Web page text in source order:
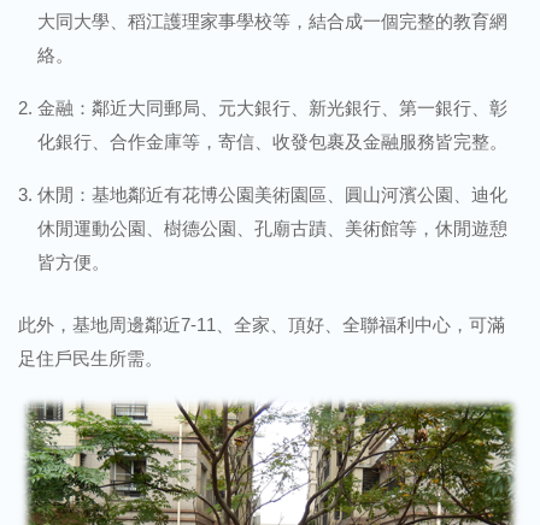
大同大學、稻江護理家事學校等，結合成一個完整的教育網
絡。
金融：鄰近大同郵局、元大銀行、新光銀行、第一銀行、彰
化銀行、合作金庫等，寄信、收發包裹及金融服務皆完整。
休閒：基地鄰近有花博公園美術園區、圓山河濱公園、迪化
休閒運動公園、樹德公園、孔廟古蹟、美術館等，休閒遊憩
皆方便。
此外，基地周邊鄰近7-11、全家、頂好、全聯福利中心，可滿
足住戶民生所需。